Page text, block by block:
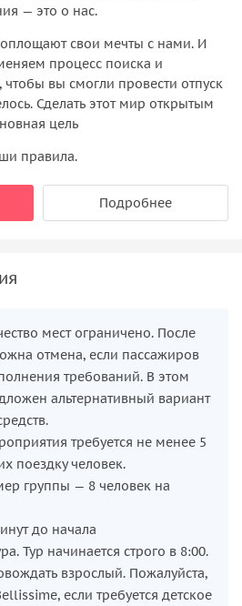
— это о нас.
свои мечты с нами. И
процесс поиска и
вы смогли провести отпуск
Сделать этот мир открытым
цель
правила.
Подробнее
мест ограничено. После
отмена, если пассажиров
требований. В этом
альтернативный вариант
требуется не менее 5
поездку человек.
группы — 8 человек на
до начала
Тур начинается строго в 8:00.
взрослый. Пожалуйста,
если требуется детское